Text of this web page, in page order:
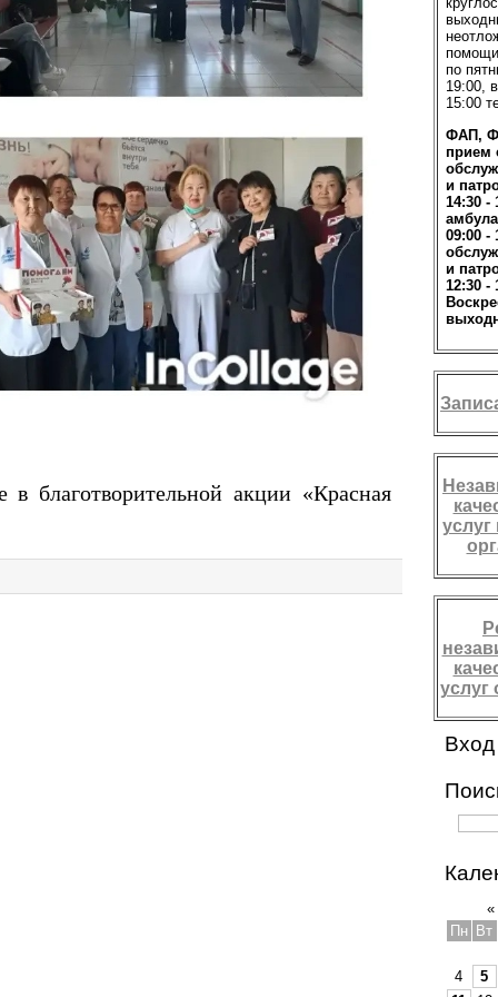
благотворительной акции «Красная
по
19:00,
15:00
ФАП,
прием
и
14:30 -
09:00 -
и
12:30 -
услуг
Вход
«
Пн
Вт
4
5